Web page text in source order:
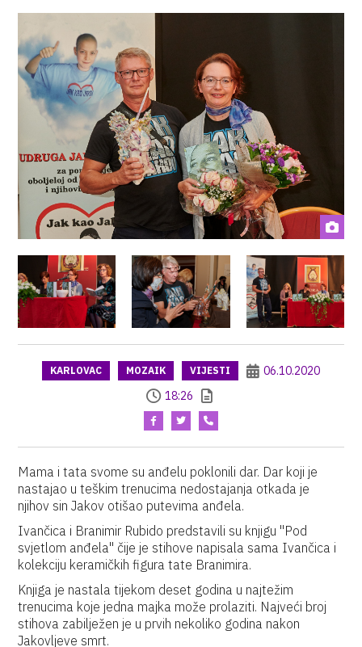
KARLOVAC MOZAIK VIJESTI
06.10.2020
18:26
Mama i tata svome su anđelu poklonili dar. Dar koji je
nastajao u teškim trenucima nedostajanja otkada je
njihov sin Jakov otišao putevima anđela.
Ivančica i Branimir Rubido predstavili su knjigu "Pod
svjetlom anđela" čije je stihove napisala sama Ivančica i
kolekciju keramičkih figura tate Branimira.
Knjiga je nastala tijekom deset godina u najtežim
trenucima koje jedna majka može prolaziti. Najveći broj
stihova zabilježen je u prvih nekoliko godina nakon
Jakovljeve smrt.